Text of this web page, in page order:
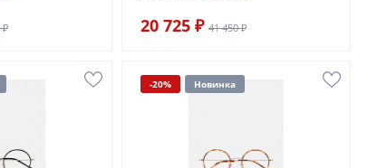
₽ 20 725 ₽ 41 450 ₽
-20% Новинка